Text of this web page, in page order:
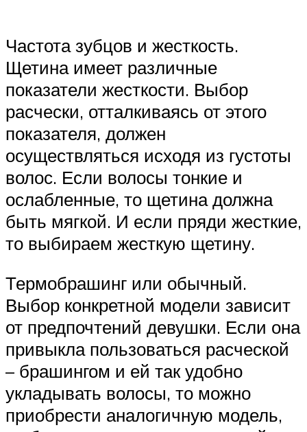
Частота зубцов и жесткость.
Щетина имеет различные
показатели жесткости. Выбор
расчески, отталкиваясь от этого
показателя, должен
осуществляться исходя из густоты
волос. Если волосы тонкие и
ослабленные, то щетина должна
быть мягкой. И если пряди жесткие,
то выбираем жесткую щетину.
Термобрашинг или обычный.
Выбор конкретной модели зависит
от предпочтений девушки. Если она
привыкла пользоваться расческой
– брашингом и ей так удобно
укладывать волосы, то можно
приобрести аналогичную модель,